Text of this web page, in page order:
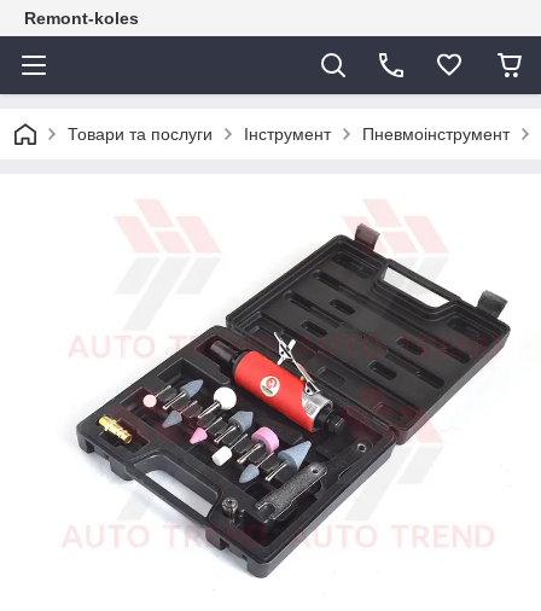
Remont-koles
Товари та послуги Інструмент Пневмоінструмент